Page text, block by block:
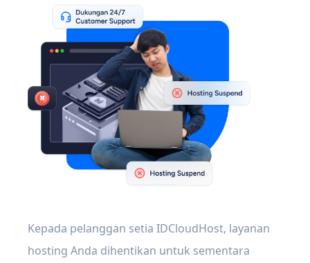
Kepada pelanggan setia IDCloudHost, layanan
hosting Anda dihentikan untuk sementara